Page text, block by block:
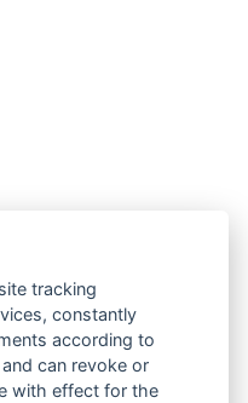
tracking
constantly
according to
can revoke or
with effect for the